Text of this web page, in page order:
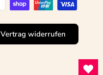
Vertrag widerrufen